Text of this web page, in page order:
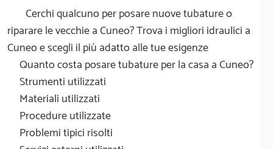
Cerchi qualcuno per posare nuove tubature o
riparare le vecchie a Cuneo? Trova i migliori idraulici a
Cuneo e scegli il più adatto alle tue esigenze
Quanto costa posare tubature per la casa a Cuneo?
Strumenti utilizzati
Materiali utilizzati
Procedure utilizzate
Problemi tipici risolti